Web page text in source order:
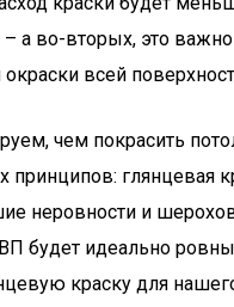
– а во-вторых, это
всей
чем покрасить
принципов: глянцевая
неровности и
будет идеально
краску для